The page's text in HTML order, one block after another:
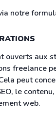
notre
ouverts aux
freelance
peut
le
web.